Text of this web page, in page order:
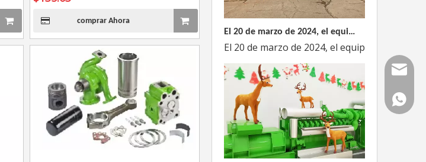
comprar Ahora El 20 de marzo de 2024, el equipo dirigido por el Director Técnico de Weyeah Power visitó el gran vertedero de basura en Yangluo, Wuhan, para realizar una inspección del proyecto.
El 20 de marzo de 2024, el equipo de la
Weyeah Power celebra una cálida Navidad, ¡festejando juntos en esta temporada festiva!
Correo